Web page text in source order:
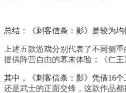
总结：《刺客信条：影》是较为均
上述五款游戏分别代表了不同侧
提供阵营自由的幕末体验；《仁
其中，《刺客信条：影》凭借16
还是武士的正面交锋，这款作品